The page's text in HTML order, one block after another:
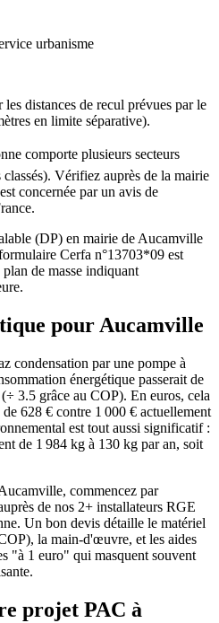
urbanisme
distances de recul prévues par le
en limite séparative).
comporte plusieurs secteurs
Vérifiez auprès de la mairie
concernée par un avis de
(DP) en mairie de Aucamville
Cerfa n°13703*09 est
de masse indiquant
pour Aucamville
condensation par une pompe à
énergétique passerait de
3.5 grâce au COP). En euros, cela
628 € contre 1 000 € actuellement
est tout aussi significatif :
de 1 984 kg à 130 kg par an, soit
commencez par
de nos 2+ installateurs RGE
Un bon devis détaille le matériel
la main-d'œuvre, et les aides
"à 1 euro" qui masquent souvent
projet PAC à